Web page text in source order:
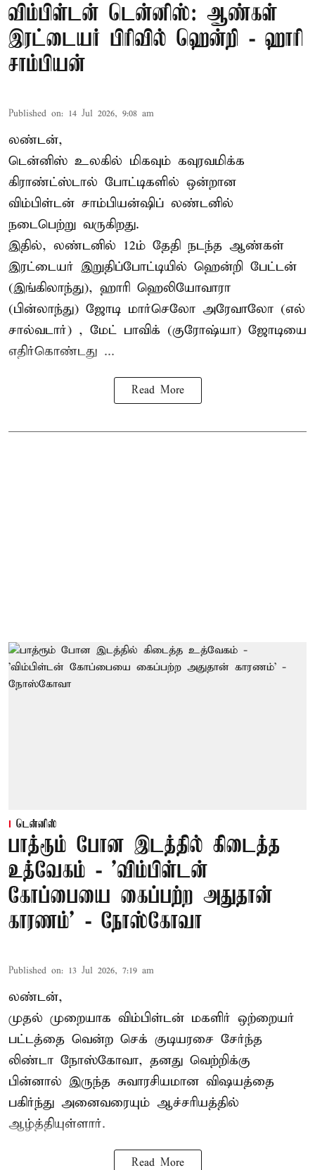
விம்பிள்டன் டென்னிஸ்: ஆண்கள்
இரட்டையர் பிரிவில் ஹென்றி - ஹாரி
சாம்பியன்
Published on: 14 Jul 2026, 9:08 am
லண்டன்,
டென்னிஸ் உலகில் மிகவும் கவுரவமிக்க
கிராண்ட்ஸ்டால் போட்டிகளில் ஒன்றான
விம்பிள்டன் சாம்பியன்ஷிப் லண்டனில்
நடைபெற்று வருகிறது.
இதில், லண்டனில் 12ம் தேதி நடந்த ஆண்கள்
இரட்டையர் இறுதிப்போட்டியில் ஹென்றி பேட்டன்
(இங்கிலாந்து), ஹாரி ஹெலியோவாரா
(பின்லாந்து) ஜோடி மார்செலோ அரேவாலோ (எல்
சால்வடார்) , மேட் பாவிக் (குரோஷ்யா) ஜோடியை
எதிர்கொண்டது ...
Read More
டென்னிஸ்
பாத்ரூம் போன இடத்தில் கிடைத்த
உத்வேகம் - ’விம்பிள்டன்
கோப்பையை கைப்பற்ற அதுதான்
காரணம்’ - நோஸ்கோவா
Published on: 13 Jul 2026, 7:19 am
லண்டன்,
முதல் முறையாக விம்பிள்டன் மகளிர் ஒற்றையர்
பட்டத்தை வென்ற செக் குடியரசை சேர்ந்த
லிண்டா நோஸ்கோவா, தனது வெற்றிக்கு
பின்னால் இருந்த சுவாரசியமான விஷயத்தை
பகிர்ந்து அனைவரையும் ஆச்சரியத்தில்
ஆழ்த்தியுள்ளார்.
Read More